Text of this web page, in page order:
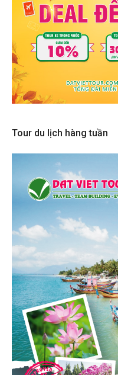
Tour du lịch hàng tuần